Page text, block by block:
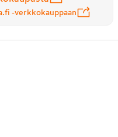
-verkkokauppaan